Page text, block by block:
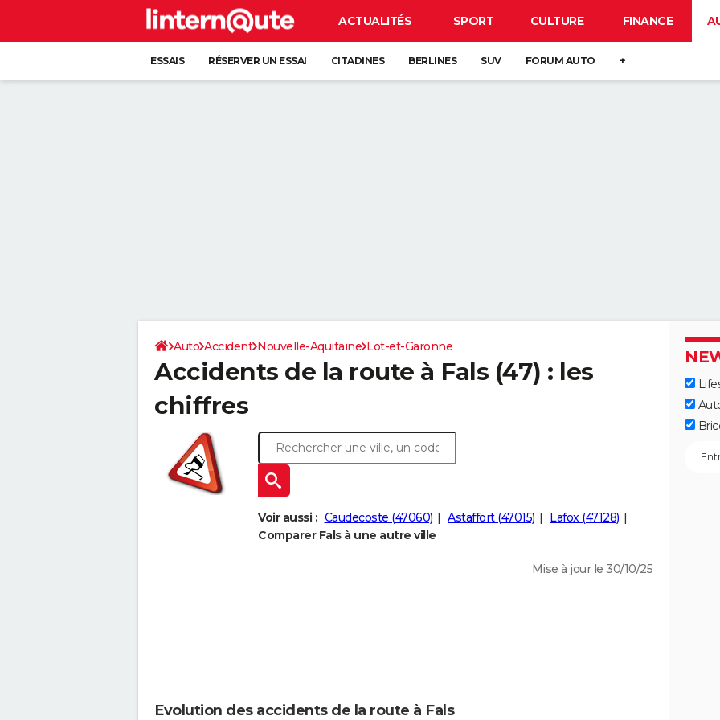
ACTUALITÉS SPORT CULTURE FINANCE
ESSAIS RÉSERVER UN ESSAI CITADINES BERLINES SUV FORUM AUTO +
Auto Accident Nouvelle-Aquitaine Lot-et-Garonne
Accidents de la route à Fals (47) : les
chiffres
Voir aussi : Caudecoste (47060) Astaffort (47015)
Lafox (47128)
Comparer Fals à une autre ville
Mise à jour le 30/10/25
Evolution des accidents de la route à Fals